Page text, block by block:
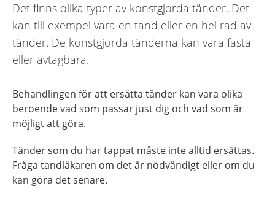
Det finns olika typer av konstgjorda tänder. Det
kan till exempel vara en tand eller en hel rad av
tänder. De konstgjorda tänderna kan vara fasta
eller avtagbara.
Behandlingen för att ersätta tänder kan vara olika
beroende vad som passar just dig och vad som är
möjligt att göra.
Tänder som du har tappat måste inte alltid ersättas.
Fråga tandläkaren om det är nödvändigt eller om du
kan göra det senare.